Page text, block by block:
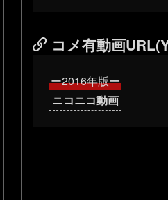
コメ有動画
ー2016年版ー
ニコニコ動画